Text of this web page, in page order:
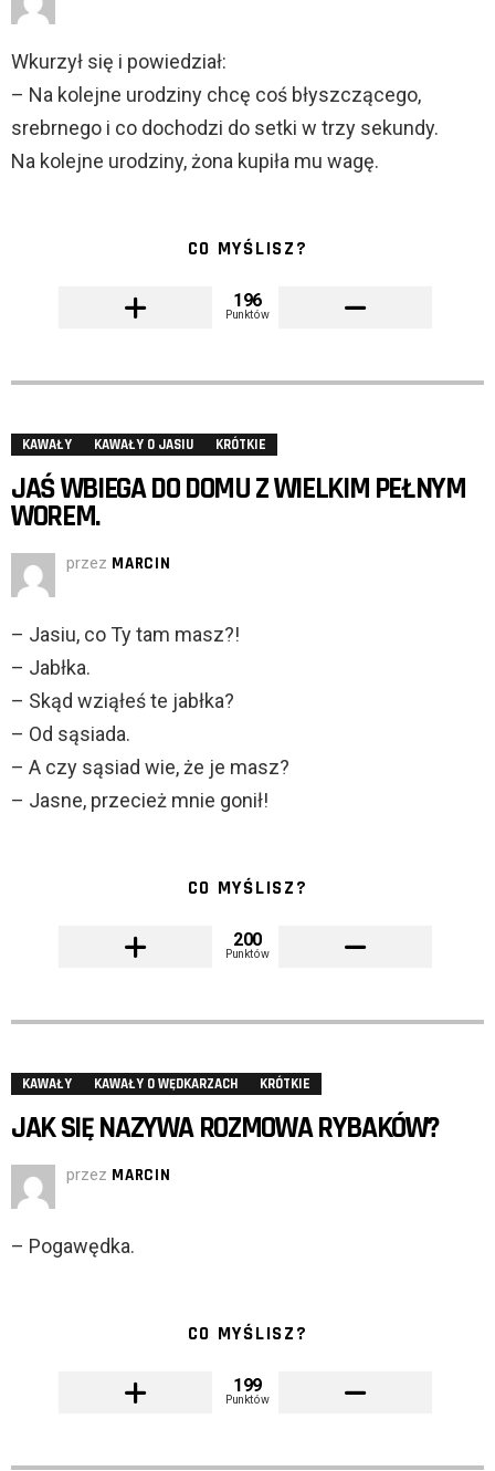
Wkurzył się i powiedział:
– Na kolejne urodziny chcę coś błyszczącego,
srebrnego i co dochodzi do setki w trzy sekundy.
Na kolejne urodziny, żona kupiła mu wagę.
CO MYŚLISZ?
196
Punktów
KAWAŁY KAWAŁY O JASIU KRÓTKIE
JAŚ WBIEGA DO DOMU Z WIELKIM PEŁNYM
WOREM.
przez MARCIN
– Jasiu, co Ty tam masz?!
– Jabłka.
– Skąd wziąłeś te jabłka?
– Od sąsiada.
– A czy sąsiad wie, że je masz?
– Jasne, przecież mnie gonił!
CO MYŚLISZ?
200
Punktów
KAWAŁY KAWAŁY O WĘDKARZACH KRÓTKIE
JAK SIĘ NAZYWA ROZMOWA RYBAKÓW?
przez MARCIN
– Pogawędka.
CO MYŚLISZ?
199
Punktów